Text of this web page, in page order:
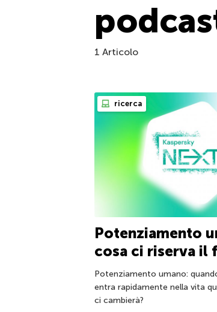
1 Articolo
ricerca
Potenziamento
cosa ci riserva il
Potenziamento umano:
entra rapidamente nella vita
ci cambierà?